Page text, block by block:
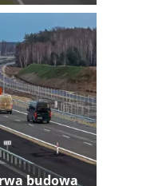
budowa